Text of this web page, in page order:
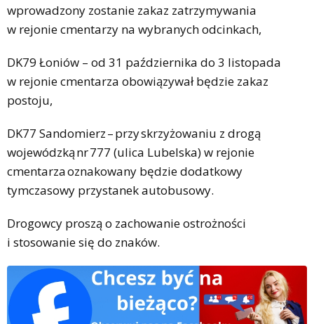
wprowadzony zostanie zakaz zatrzymywania
w rejonie cmentarzy na wybranych odcinkach,
DK79 Łoniów – od 31 października do 3 listopada
w rejonie cmentarza obowiązywał będzie zakaz
postoju,
DK77 Sandomierz – przy skrzyżowaniu z drogą
wojewódzką nr 777 (ulica Lubelska) w rejonie
cmentarza oznakowany będzie dodatkowy
tymczasowy przystanek autobusowy.
Drogowcy proszą o zachowanie ostrożności
i stosowanie się do znaków.